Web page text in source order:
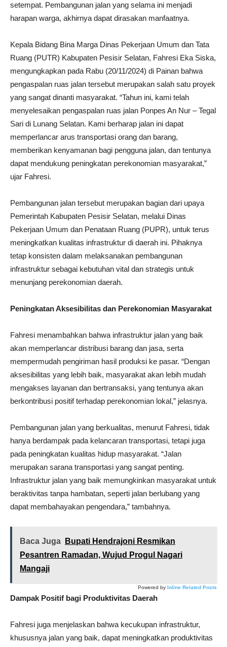
setempat. Pembangunan jalan yang selama ini menjadi
harapan warga, akhirnya dapat dirasakan manfaatnya.
Kepala Bidang Bina Marga Dinas Pekerjaan Umum dan Tata
Ruang (PUTR) Kabupaten Pesisir Selatan, Fahresi Eka Siska,
mengungkapkan pada Rabu (20/11/2024) di Painan bahwa
pengaspalan ruas jalan tersebut merupakan salah satu proyek
yang sangat dinanti masyarakat. “Tahun ini, kami telah
menyelesaikan pengaspalan ruas jalan Ponpes An Nur – Tegal
Sari di Lunang Selatan. Kami berharap jalan ini dapat
memperlancar arus transportasi orang dan barang,
memberikan kenyamanan bagi pengguna jalan, dan tentunya
dapat mendukung peningkatan perekonomian masyarakat,”
ujar Fahresi.
Pembangunan jalan tersebut merupakan bagian dari upaya
Pemerintah Kabupaten Pesisir Selatan, melalui Dinas
Pekerjaan Umum dan Penataan Ruang (PUPR), untuk terus
meningkatkan kualitas infrastruktur di daerah ini. Pihaknya
tetap konsisten dalam melaksanakan pembangunan
infrastruktur sebagai kebutuhan vital dan strategis untuk
menunjang perekonomian daerah.
Peningkatan Aksesibilitas dan Perekonomian Masyarakat
Fahresi menambahkan bahwa infrastruktur jalan yang baik
akan memperlancar distribusi barang dan jasa, serta
mempermudah pengiriman hasil produksi ke pasar. “Dengan
aksesibilitas yang lebih baik, masyarakat akan lebih mudah
mengakses layanan dan bertransaksi, yang tentunya akan
berkontribusi positif terhadap perekonomian lokal,” jelasnya.
Pembangunan jalan yang berkualitas, menurut Fahresi, tidak
hanya berdampak pada kelancaran transportasi, tetapi juga
pada peningkatan kualitas hidup masyarakat. “Jalan
merupakan sarana transportasi yang sangat penting.
Infrastruktur jalan yang baik memungkinkan masyarakat untuk
beraktivitas tanpa hambatan, seperti jalan berlubang yang
dapat membahayakan pengendara,” tambahnya.
Baca Juga
Bupati Hendrajoni Resmikan
Pesantren Ramadan, Wujud Progul Nagari
Mangaji
Powered by Inline Related Posts
Dampak Positif bagi Produktivitas Daerah
Fahresi juga menjelaskan bahwa kecukupan infrastruktur,
khususnya jalan yang baik, dapat meningkatkan produktivitas